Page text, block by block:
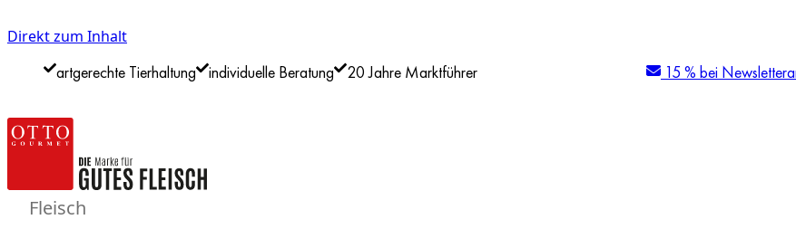
Direkt zum Inhalt
artgerechte Tierhaltung individuelle Beratung 20 Jahre Marktführer 15 % bei
Fleisch